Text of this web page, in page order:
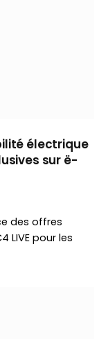
électrique
sur ë-
des offres
LIVE pour les